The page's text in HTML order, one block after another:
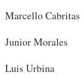
Marcello Cabritas
Junior Morales
Luis Urbina